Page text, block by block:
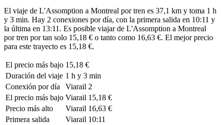
El viaje de L'Assomption a Montreal por tren es 37,1 km y toma 1 h
y 3 min. Hay 2 conexiones por día, con la primera salida en 10:11 y
la última en 13:11. Es posible viajar de L'Assomption a Montreal
por tren por tan solo 15,18 € o tanto como 16,63 €. El mejor precio
para este trayecto es 15,18 €.
El precio más bajo 15,18 €
Duración del viaje 1 h y 3 min
Conexión por día
Viarail 2
El precio más bajo Viarail 15,18 €
Precio más alto
Viarail 16,63 €
Primera salida
Viarail 10:11